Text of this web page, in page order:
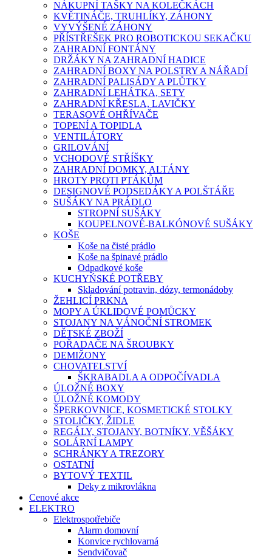
NÁKUPNÍ TAŠKY NA KOLEČKÁCH
KVĚTINÁČE, TRUHLÍKY, ZÁHONY
VYVÝŠENÉ ZÁHONY
PŘÍSTŘEŠEK PRO ROBOTICKOU SEKAČKU
ZAHRADNÍ FONTÁNY
DRŽÁKY NA ZAHRADNÍ HADICE
ZAHRADNÍ BOXY NA POLSTRY A NÁŘADÍ
ZAHRADNÍ PALISÁDY A PLŮTKY
ZAHRADNÍ LEHÁTKA, SETY
ZAHRADNÍ KŘESLA, LAVIČKY
TERASOVÉ OHŘÍVAČE
TOPENÍ A TOPIDLA
VENTILÁTORY
GRILOVÁNÍ
VCHODOVÉ STŘÍŠKY
ZAHRADNÍ DOMKY, ALTÁNY
HROTY PROTI PTÁKŮM
DESIGNOVÉ PODSEDÁKY A POLŠTÁŘE
SUŠÁKY NA PRÁDLO
STROPNÍ SUŠÁKY
KOUPELNOVÉ-BALKÓNOVÉ SUŠÁKY
KOŠE
Koše na čisté prádlo
Koše na špinavé prádlo
Odpadkové koše
KUCHYŃSKÉ POTŘEBY
Skladování potravin, dózy, termonádoby
ŽEHLICÍ PRKNA
MOPY A ÚKLIDOVÉ POMŮCKY
STOJANY NA VÁNOČNÍ STROMEK
DĚTSKÉ ZBOŽÍ
POŘADAČE NA ŠROUBKY
DEMIŽONY
CHOVATELSTVÍ
ŠKRABADLA A ODPOČÍVADLA
ÚLOŽNÉ BOXY
ÚLOŽNÉ KOMODY
ŠPERKOVNICE, KOSMETICKÉ STOLKY
STOLIČKY, ŽIDLE
REGÁLY, STOJANY, BOTNÍKY, VĚŠÁKY
SOLÁRNÍ LAMPY
SCHRÁNKY A TREZORY
OSTATNÍ
BYTOVÝ TEXTIL
Deky z mikrovlákna
Cenové akce
ELEKTRO
Elektrospotřebiče
Alarm domovní
Konvice rychlovarná
Sendvičovač